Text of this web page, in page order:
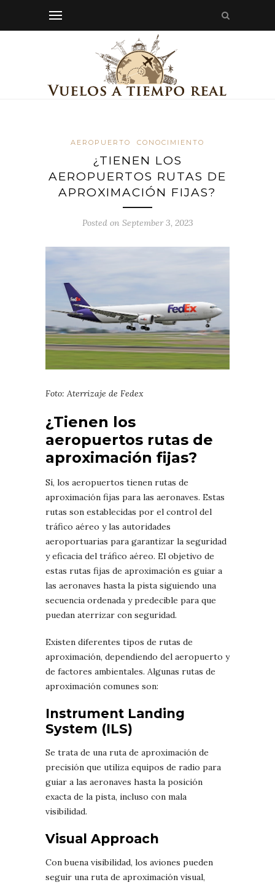
AEROPUERTO CONOCIMIENTO
¿TIENEN LOS
AEROPUERTOS RUTAS DE
APROXIMACIÓN FIJAS?
Posted on September 3, 2023
Foto: Aterrizaje de Fedex
¿Tienen los
aeropuertos rutas de
aproximación fijas?
Sí, los aeropuertos tienen rutas de
aproximación fijas para las aeronaves. Estas
rutas son establecidas por el control del
tráfico aéreo y las autoridades
aeroportuarias para garantizar la seguridad
y eficacia del tráfico aéreo. El objetivo de
estas rutas fijas de aproximación es guiar a
las aeronaves hasta la pista siguiendo una
secuencia ordenada y predecible para que
puedan aterrizar con seguridad.
Existen diferentes tipos de rutas de
aproximación, dependiendo del aeropuerto y
de factores ambientales. Algunas rutas de
aproximación comunes son:
Instrument Landing
System (ILS)
Se trata de una ruta de aproximación de
precisión que utiliza equipos de radio para
guiar a las aeronaves hasta la posición
exacta de la pista, incluso con mala
visibilidad.
Visual Approach
Con buena visibilidad, los aviones pueden
seguir una ruta de aproximación visual,